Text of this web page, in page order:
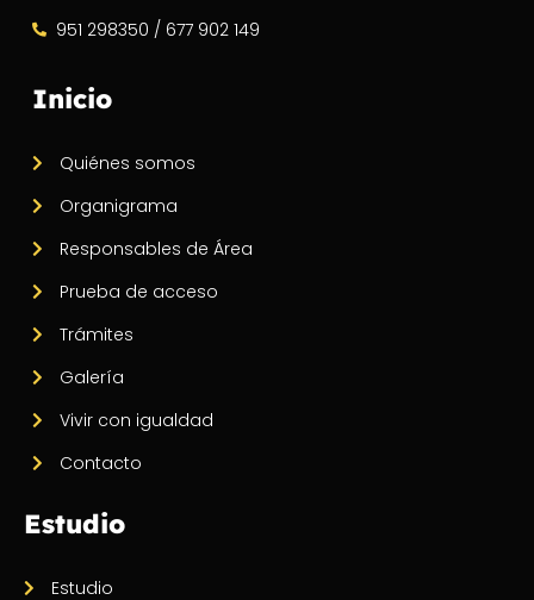
951 298350 / 677 902 149
Inicio
Quiénes somos
Organigrama
Responsables de Área
Prueba de acceso
Trámites
Galería
Vivir con igualdad
Contacto
Estudio
Estudio